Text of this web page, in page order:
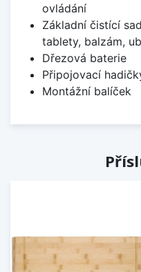
ovládání
Základní čistící
tablety, balzám,
Dřezová baterie
Připojovací
Montážní balíček